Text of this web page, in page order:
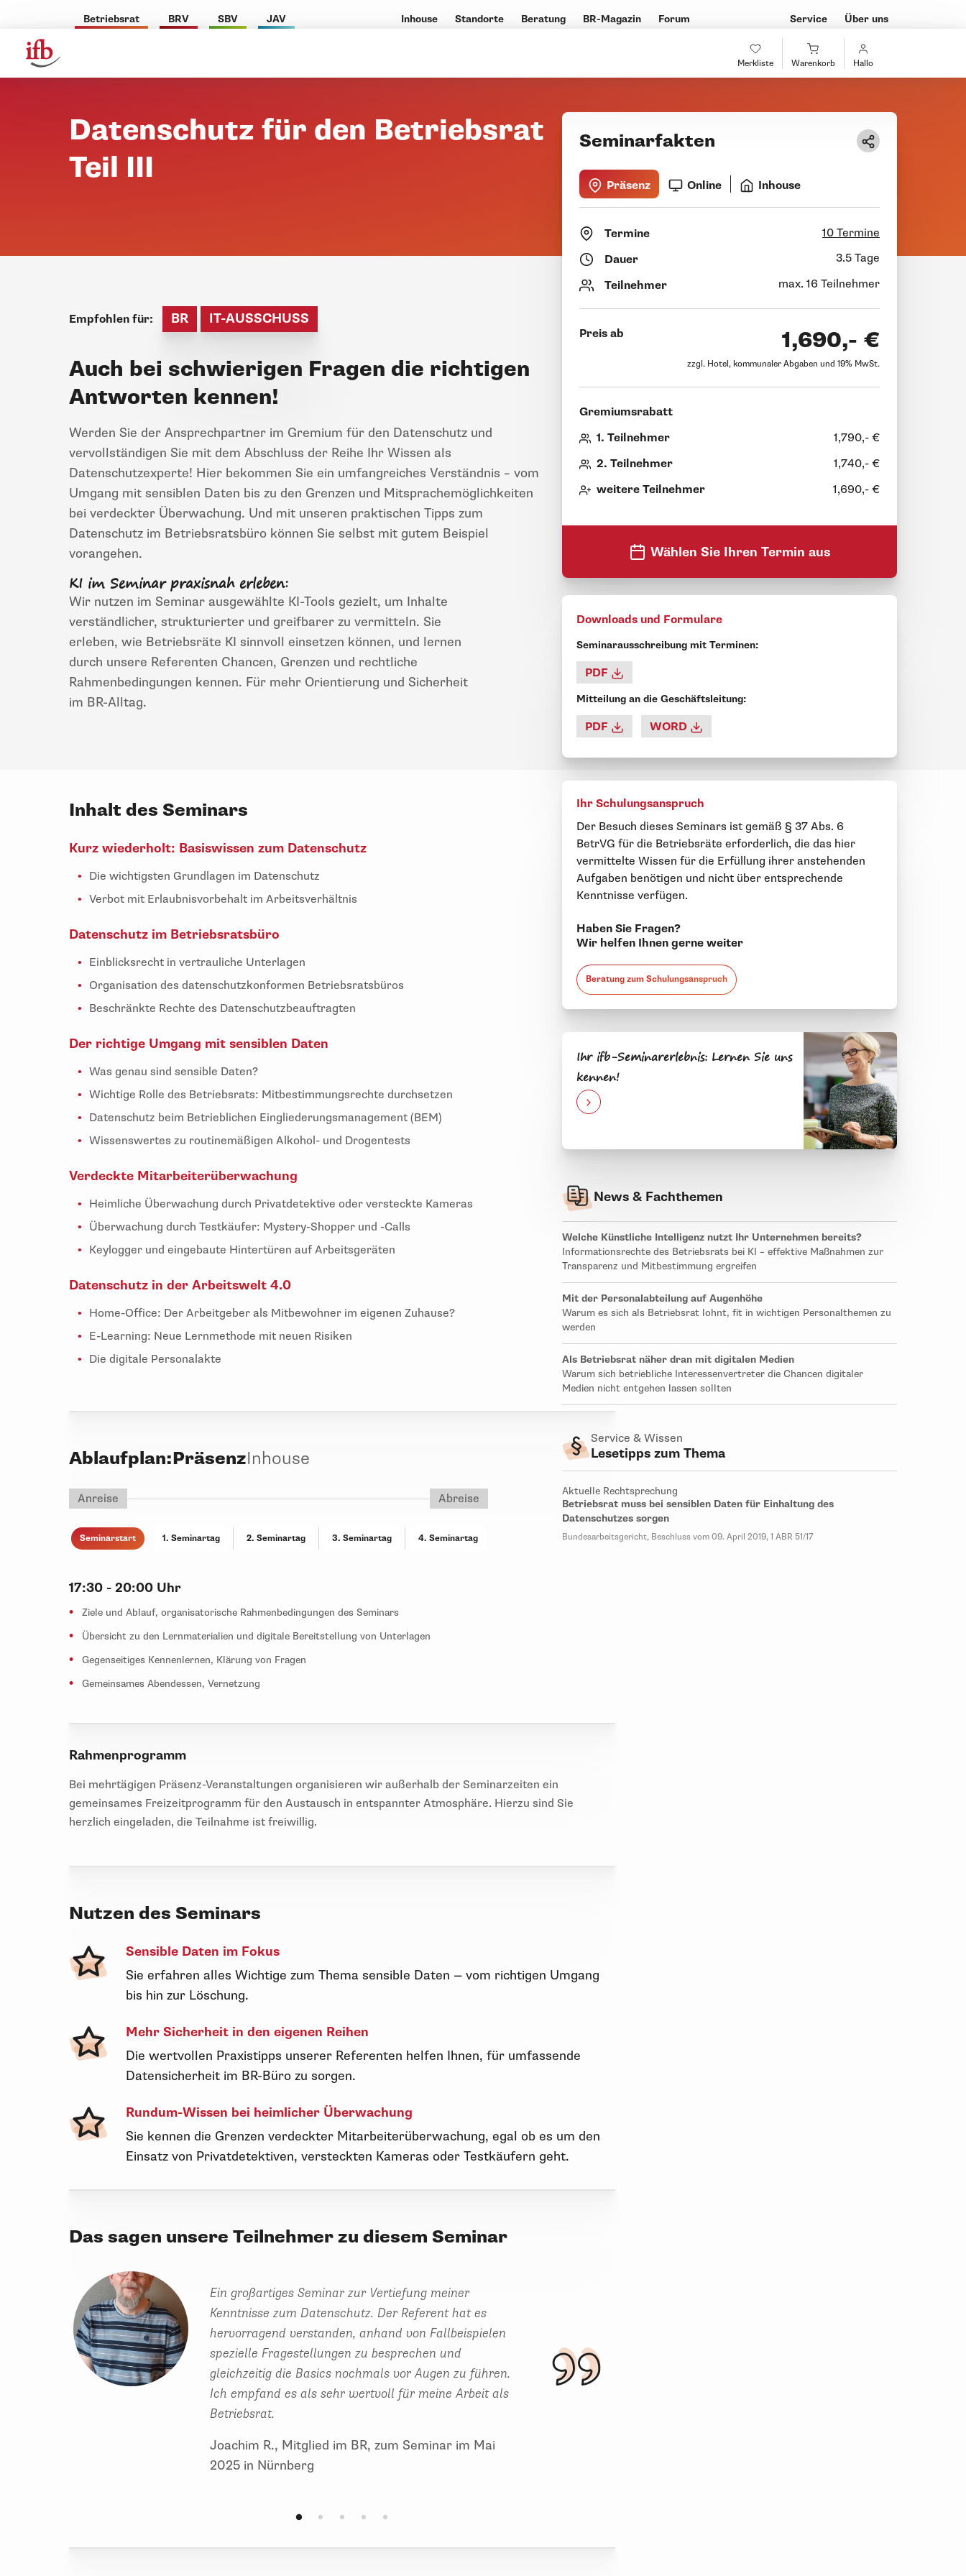
Merkliste Warenkorb Hallo
Betriebsrat BRV SBV JAV Inhouse Standorte Beratung BR-Magazin Forum Service Über uns
Datenschutz für den Betriebsrat
Teil III
Seminarfakten
Präsenz Online Inhouse
Termine
10 Termine
Dauer
3.5 Tage
Teilnehmer
max. 16 Teilnehmer
Preis ab 1,690,- €
zzgl. Hotel, kommunaler Abgaben und 19% MwSt.
Gremiumsrabatt
1. Teilnehmer
1,790,- €
2. Teilnehmer
1,740,- €
weitere Teilnehmer
1,690,- €
Wählen Sie Ihren Termin aus
Downloads und Formulare
Seminarausschreibung mit Terminen:
PDF
Mitteilung an die Geschäftsleitung:
PDF WORD
Ihr Schulungsanspruch
Der Besuch dieses Seminars ist gemäß § 37 Abs. 6
BetrVG für die Betriebsräte erforderlich, die das hier
vermittelte Wissen für die Erfüllung ihrer anstehenden
Aufgaben benötigen und nicht über entsprechende
Kenntnisse verfügen.
Haben Sie Fragen?
Wir helfen Ihnen gerne weiter
Beratung zum Schulungsanspruch
Ihr ifb-Seminarerlebnis: Lernen Sie uns
kennen!
News & Fachthemen
Welche Künstliche Intelligenz nutzt Ihr Unternehmen bereits?
Informationsrechte des Betriebsrats bei KI – effektive Maßnahmen zur
Transparenz und Mitbestimmung ergreifen
Mit der Personalabteilung auf Augenhöhe
Warum es sich als Betriebsrat lohnt, fit in wichtigen Personalthemen zu
werden
Als Betriebsrat näher dran mit digitalen Medien
Warum sich betriebliche Interessenvertreter die Chancen digitaler
Medien nicht entgehen lassen sollten
Service & Wissen
Lesetipps zum Thema
Aktuelle Rechtsprechung
Betriebsrat muss bei sensiblen Daten für Einhaltung des
Datenschutzes sorgen
Bundesarbeitsgericht, Beschluss vom 09. April 2019, 1 ABR 51/17
Empfohlen für: BR IT-AUSSCHUSS
Auch bei schwierigen Fragen die richtigen
Antworten kennen!
Werden Sie der Ansprechpartner im Gremium für den Datenschutz und
vervollständigen Sie mit dem Abschluss der Reihe Ihr Wissen als
Datenschutzexperte! Hier bekommen Sie ein umfangreiches Verständnis – vom
Umgang mit sensiblen Daten bis zu den Grenzen und Mitsprachemöglichkeiten
bei verdeckter Überwachung. Und mit unseren praktischen Tipps zum
Datenschutz im Betriebsratsbüro können Sie selbst mit gutem Beispiel
vorangehen.
KI im Seminar praxisnah erleben:
Wir nutzen im Seminar ausgewählte KI-Tools gezielt, um Inhalte
verständlicher, strukturierter und greifbarer zu vermitteln. Sie
erleben, wie Betriebsräte KI sinnvoll einsetzen können, und lernen
durch unsere Referenten Chancen, Grenzen und rechtliche
Rahmenbedingungen kennen. Für mehr Orientierung und Sicherheit
im BR-Alltag.
Inhalt des Seminars
Kurz wiederholt: Basiswissen zum Datenschutz
Die wichtigsten Grundlagen im Datenschutz
Verbot mit Erlaubnisvorbehalt im Arbeitsverhältnis
Datenschutz im Betriebsratsbüro
Einblicksrecht in vertrauliche Unterlagen
Organisation des datenschutzkonformen Betriebsratsbüros
Beschränkte Rechte des Datenschutzbeauftragten
Der richtige Umgang mit sensiblen Daten
Was genau sind sensible Daten?
Wichtige Rolle des Betriebsrats: Mitbestimmungsrechte durchsetzen
Datenschutz beim Betrieblichen Eingliederungsmanagement (BEM)
Wissenswertes zu routinemäßigen Alkohol- und Drogentests
Verdeckte Mitarbeiterüberwachung
Heimliche Überwachung durch Privatdetektive oder versteckte Kameras
Überwachung durch Testkäufer: Mystery-Shopper und -Calls
Keylogger und eingebaute Hintertüren auf Arbeitsgeräten
Datenschutz in der Arbeitswelt 4.0
Home-Office: Der Arbeitgeber als Mitbewohner im eigenen Zuhause?
E-Learning: Neue Lernmethode mit neuen Risiken
Die digitale Personalakte
Ablaufplan:PräsenzInhouse
Anreise
Seminarstart 1. Seminartag 2. Seminartag 3. Seminartag
Abreise
4. Seminartag
17:30 - 20:00 Uhr
Ziele und Ablauf, organisatorische Rahmenbedingungen des Seminars
Übersicht zu den Lernmaterialien und digitale Bereitstellung von Unterlagen
Gegenseitiges Kennenlernen, Klärung von Fragen
Gemeinsames Abendessen, Vernetzung
Rahmenprogramm
Bei mehrtägigen Präsenz-Veranstaltungen organisieren wir außerhalb der Seminarzeiten ein
gemeinsames Freizeitprogramm für den Austausch in entspannter Atmosphäre. Hierzu sind Sie
herzlich eingeladen, die Teilnahme ist freiwillig.
Nutzen des Seminars
Sensible Daten im Fokus
Sie erfahren alles Wichtige zum Thema sensible Daten — vom richtigen Umgang
bis hin zur Löschung.
Mehr Sicherheit in den eigenen Reihen
Die wertvollen Praxistipps unserer Referenten helfen Ihnen, für umfassende
Datensicherheit im BR-Büro zu sorgen.
Rundum-Wissen bei heimlicher Überwachung
Sie kennen die Grenzen verdeckter Mitarbeiterüberwachung, egal ob es um den
Einsatz von Privatdetektiven, versteckten Kameras oder Testkäufern geht.
Das sagen unsere Teilnehmer zu diesem Seminar
Ein großartiges Seminar zur Vertiefung meiner
Kenntnisse zum Datenschutz. Der Referent hat es
hervorragend verstanden, anhand von Fallbeispielen
spezielle Fragestellungen zu besprechen und
gleichzeitig die Basics nochmals vor Augen zu führen.
Ich empfand es als sehr wertvoll für meine Arbeit als
Betriebsrat.
Joachim R., Mitglied im BR, zum Seminar im Mai
2025 in Nürnberg